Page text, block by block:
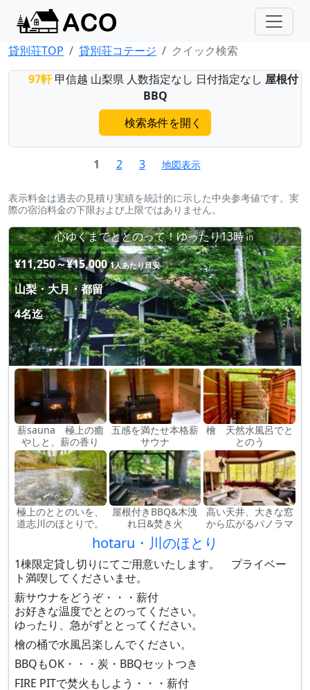
貸別荘TOP 貸別荘コテージ
クイック検索
97軒甲信越 山梨県 人数指定なし 日付指定なし 屋根付
BBQ
検索条件を開く
1 2 3 地図表示
表示料金は過去の見積り実績を統計的に示した中央参考値です。実
際の宿泊料金の下限および上限ではありません。
心ゆくまでととのって！ゆったり13時㏌
¥11,250～¥15,000 1人あたり目安
山梨・大月・都留
4名迄
薪sauna 極上の癒
やしと、薪の香り
五感を満たせ本格薪
サウナ
檜 天然水風呂でと
とのう
極上のととのいを、
道志川のほとりで。
屋根付きBBQ&木洩
れ日&焚き火
高い天井、大きな窓
から広がるパノラマ
hotaru・川のほとり
1棟限定貸し切りにてご用意いたします。 プライベー
ト満喫してくださいませ。
薪サウナをどうぞ・・・薪付
お好きな温度でととのってください。
ゆったり、急がずととってください。
檜の桶で水風呂楽しんでください。
BBQもOK・・・炭・BBQセットつき
FIRE PITで焚火もしよう・・・薪付